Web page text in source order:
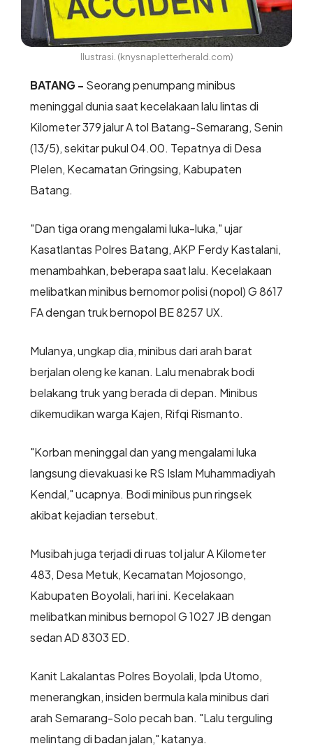
Ilustrasi. (knysnapletterherald.com)
BATANG - Seorang penumpang minibus
meninggal dunia saat kecelakaan lalu lintas di
Kilometer 379 jalur A tol Batang-Semarang, Senin
(13/5), sekitar pukul 04.00. Tepatnya di Desa
Plelen, Kecamatan Gringsing, Kabupaten
Batang.
"Dan tiga orang mengalami luka-luka," ujar
Kasatlantas Polres Batang, AKP Ferdy Kastalani,
menambahkan, beberapa saat lalu. Kecelakaan
melibatkan minibus bernomor polisi (nopol) G 8617
FA dengan truk bernopol BE 8257 UX.
Mulanya, ungkap dia, minibus dari arah barat
berjalan oleng ke kanan. Lalu menabrak bodi
belakang truk yang berada di depan. Minibus
dikemudikan warga Kajen, Rifqi Rismanto.
"Korban meninggal dan yang mengalami luka
langsung dievakuasi ke RS Islam Muhammadiyah
Kendal," ucapnya. Bodi minibus pun ringsek
akibat kejadian tersebut.
Musibah juga terjadi di ruas tol jalur A Kilometer
483, Desa Metuk, Kecamatan Mojosongo,
Kabupaten Boyolali, hari ini. Kecelakaan
melibatkan minibus bernopol G 1027 JB dengan
sedan AD 8303 ED.
Kanit Lakalantas Polres Boyolali, Ipda Utomo,
menerangkan, insiden bermula kala minibus dari
arah Semarang-Solo pecah ban. "Lalu terguling
melintang di badan jalan," katanya.